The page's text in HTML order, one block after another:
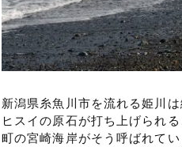
新潟県糸魚川市を流れる姫川
ヒスイの原石が打ち上げられ
町の宮崎海岸がそう呼ばれて